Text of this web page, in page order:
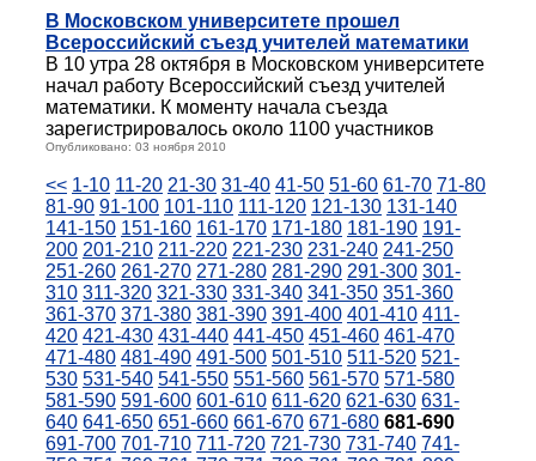
В Московском университете прошел
Всероссийский съезд учителей математики
В 10 утра 28 октября в Московском университете
начал работу Всероссийский съезд учителей
математики. К моменту начала съезда
зарегистрировалось около 1100 участников
Опубликовано: 03 ноября 2010
<< 1-10 11-20 21-30 31-40 41-50 51-60 61-70 71-80
81-90 91-100 101-110 111-120 121-130 131-140
141-150 151-160 161-170 171-180 181-190 191-
200 201-210 211-220 221-230 231-240 241-250
251-260 261-270 271-280 281-290 291-300 301-
310 311-320 321-330 331-340 341-350 351-360
361-370 371-380 381-390 391-400 401-410 411-
420 421-430 431-440 441-450 451-460 461-470
471-480 481-490 491-500 501-510 511-520 521-
530 531-540 541-550 551-560 561-570 571-580
581-590 591-600 601-610 611-620 621-630 631-
640 641-650 651-660 661-670 671-680 681-690
691-700 701-710 711-720 721-730 731-740 741-